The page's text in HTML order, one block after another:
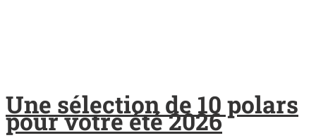
Une sélection de 10 polars
pour votre été 2026